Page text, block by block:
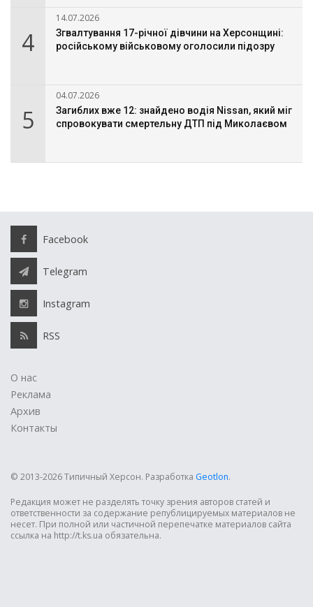
4
14.07.2026
Згвалтування 17-річної дівчини на Херсонщині:
російському військовому оголосили підозру
5
04.07.2026
Загиблих вже 12: знайдено водія Nissan, який міг
спровокувати смертельну ДТП під Миколаєвом
Facebook
Telegram
Instagram
RSS
О нас
Реклама
Архив
Контакты
© 2013-2026 Типичный Херсон. Разработка Geotlon.
Редакция может не разделять точку зрения авторов статей и
ответственности за содержание републицируемых материалов не
несет. При полной или частичной перепечатке материалов сайта
ссылка на http://t.ks.ua обязательна.